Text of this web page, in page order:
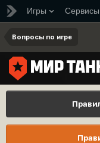
Игры Сервисы
Вопросы по игре